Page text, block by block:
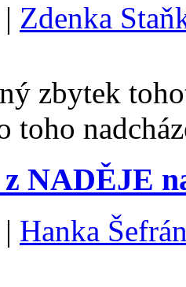
| Zdenka
zbytek
toho
NADĚJE
| Hanka